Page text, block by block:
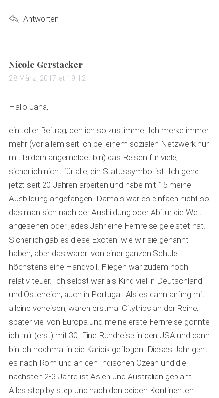
Antworten
s
a
s
Nicole Gerstacker
28 März, 2017 at 19:12
Hallo Jana,
ein toller Beitrag, den ich so zustimme. Ich merke immer
mehr (vor allem seit ich bei einem sozialen Netzwerk nur
mit Bildern angemeldet bin) das Reisen für viele,
sicherlich nicht für alle, ein Statussymbol ist. Ich gehe
jetzt seit 20 Jahren arbeiten und habe mit 15 meine
Ausbildung angefangen. Damals war es einfach nicht so
das man sich nach der Ausbildung oder Abitur die Welt
angesehen oder jedes Jahr eine Fernreise geleistet hat.
Sicherlich gab es diese Exoten, wie wir sie genannt
haben, aber das waren von einer ganzen Schule
höchstens eine Handvoll. Fliegen war zudem noch
relativ teuer. Ich selbst war als Kind viel in Deutschland
und Österreich, auch in Portugal. Als es dann anfing mit
alleine verreisen, waren erstmal Citytrips an der Reihe,
später viel von Europa und meine erste Fernreise gönnte
ich mir (erst) mit 30. Eine Rundreise in den USA und dann
bin ich nochmal in die Karibik geflogen. Dieses Jahr geht
es nach Rom und an den Indischen Ozean und die
nächsten 2-3 Jahre ist Asien und Australien geplant.
Alles step by step und nach den beiden Kontinenten